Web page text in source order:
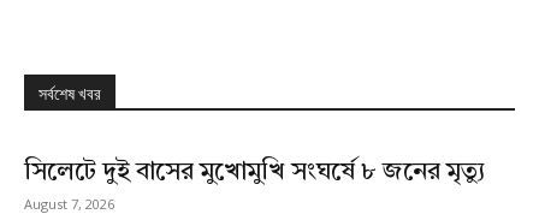
সর্বশেষ খবর
সিলেটে দুই বাসের মুখোমুখি সংঘর্ষে ৮ জনের মৃত্যু
August 7, 2026